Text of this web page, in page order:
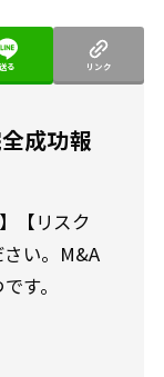
送る リンク
成功報
【リスク
い。M&A
す。